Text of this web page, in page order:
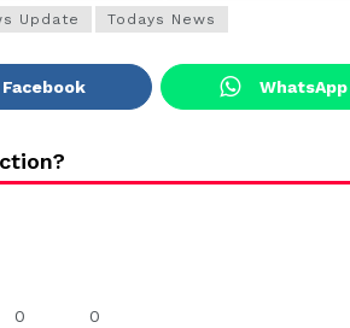
Update Todays News
Facebook WhatsApp
0 0